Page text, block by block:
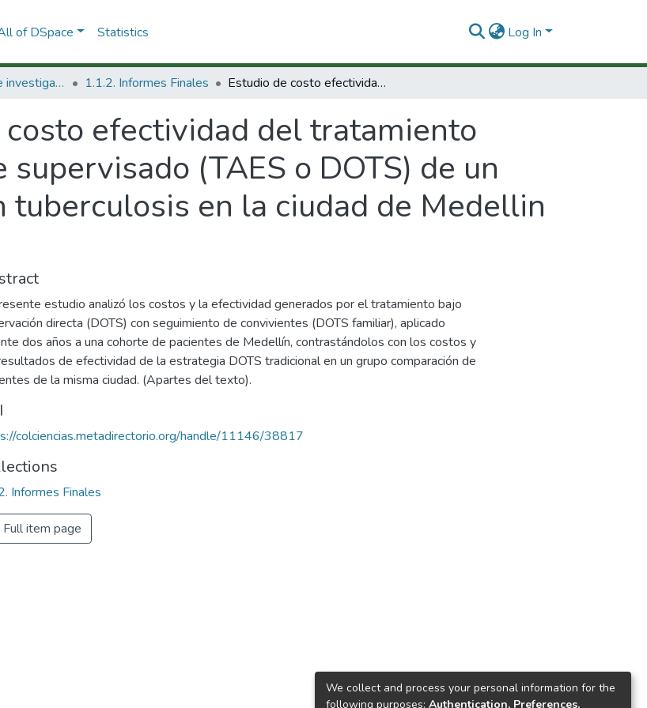
of DSpace Statistics Log In
1.1 Productos de investigación 1.1.2. Informes Finales Estudio de costo efectividad del tratamiento acortado estrictamente supervisado (TAES o DOTS) de un grupo de pacientes con tuberculosis en la ciudad de Medellin 2005-2009.
costo efectividad del tratamiento
(TAES o DOTS) de un
tuberculosis en la ciudad de Medellin
estudio analizó los costos y la efectividad generados por el tratamiento bajo
directa (DOTS) con seguimiento de convivientes (DOTS familiar), aplicado
dos años a una cohorte de pacientes de Medellín, contrastándolos con los costos y
de efectividad de la estrategia DOTS tradicional en un grupo comparación de
de la misma ciudad. (Apartes del texto).
colciencias.metadirectorio.org/handle/11146/38817
Informes Finales
Full item page
We collect and process your personal information for the
following purposes: Authentication, Preferences,